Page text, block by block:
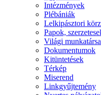
Intézmények
Plébániák
Lelkipásztori
Papok,
Világi
Dokumentumok
Kitüntetések
Térkép
Miserend
Linkgyűjtemény